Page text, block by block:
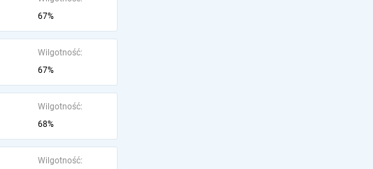
67%
Wilgotność:
67%
Wilgotność:
68%
Wilgotność: